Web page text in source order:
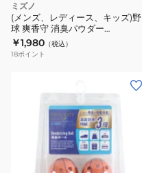
ミズノ
(メンズ、レディース、キッズ)野
球 爽香守 消臭パウダー
11GZ232400 1P
￥1,980 （税込）
18ポイント